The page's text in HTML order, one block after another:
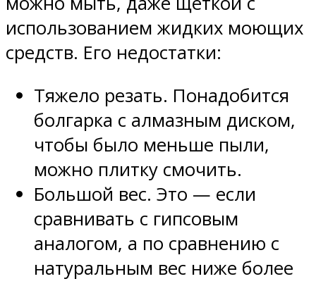
использованием жидких моющих
средств. Его недостатки:
Тяжело резать. Понадобится
болгарка с алмазным диском,
чтобы было меньше пыли,
можно плитку смочить.
Большой вес. Это — если
сравнивать с гипсовым
аналогом, а по сравнению с
натуральным вес ниже более